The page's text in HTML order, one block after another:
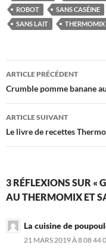
ROBOT
SANS CASÉINE
SANS LAIT
THERMOMIX
Navigation
des
articles
ARTICLE PRÉCÉDENT
Crumble pomme banane
ARTICLE SUIVANT
Le livre de recettes
3 RÉFLEXIONS SUR «
AU THERMOMIX ET
La cuisine de
21 MARS 2019 À 8 08 44